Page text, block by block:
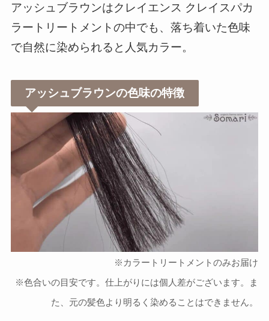
アッシュブラウンはクレイエンス クレイスパカ
ラートリートメントの中でも、落ち着いた色味
で自然に染められると人気カラー。
アッシュブラウンの色味の特徴
※カラートリートメントのみお届け
※色合いの目安です。仕上がりには個人差がございます。ま
た、元の髪色より明るく染めることはできません。